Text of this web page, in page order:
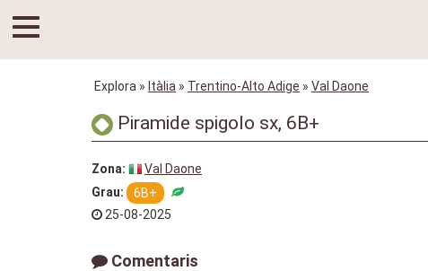
Explora » Itàlia » Trentino-Alto Adige » Val Daone
Piramide spigolo sx, 6B+
Zona:
Val Daone
Grau:
6B+
25-08-2025
Comentaris